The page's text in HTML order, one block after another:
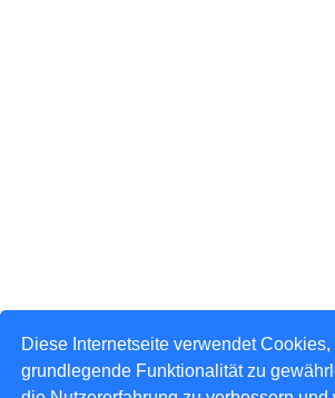
Diese Internetseite verwendet Cookies,
grundlegende Funktionalität zu